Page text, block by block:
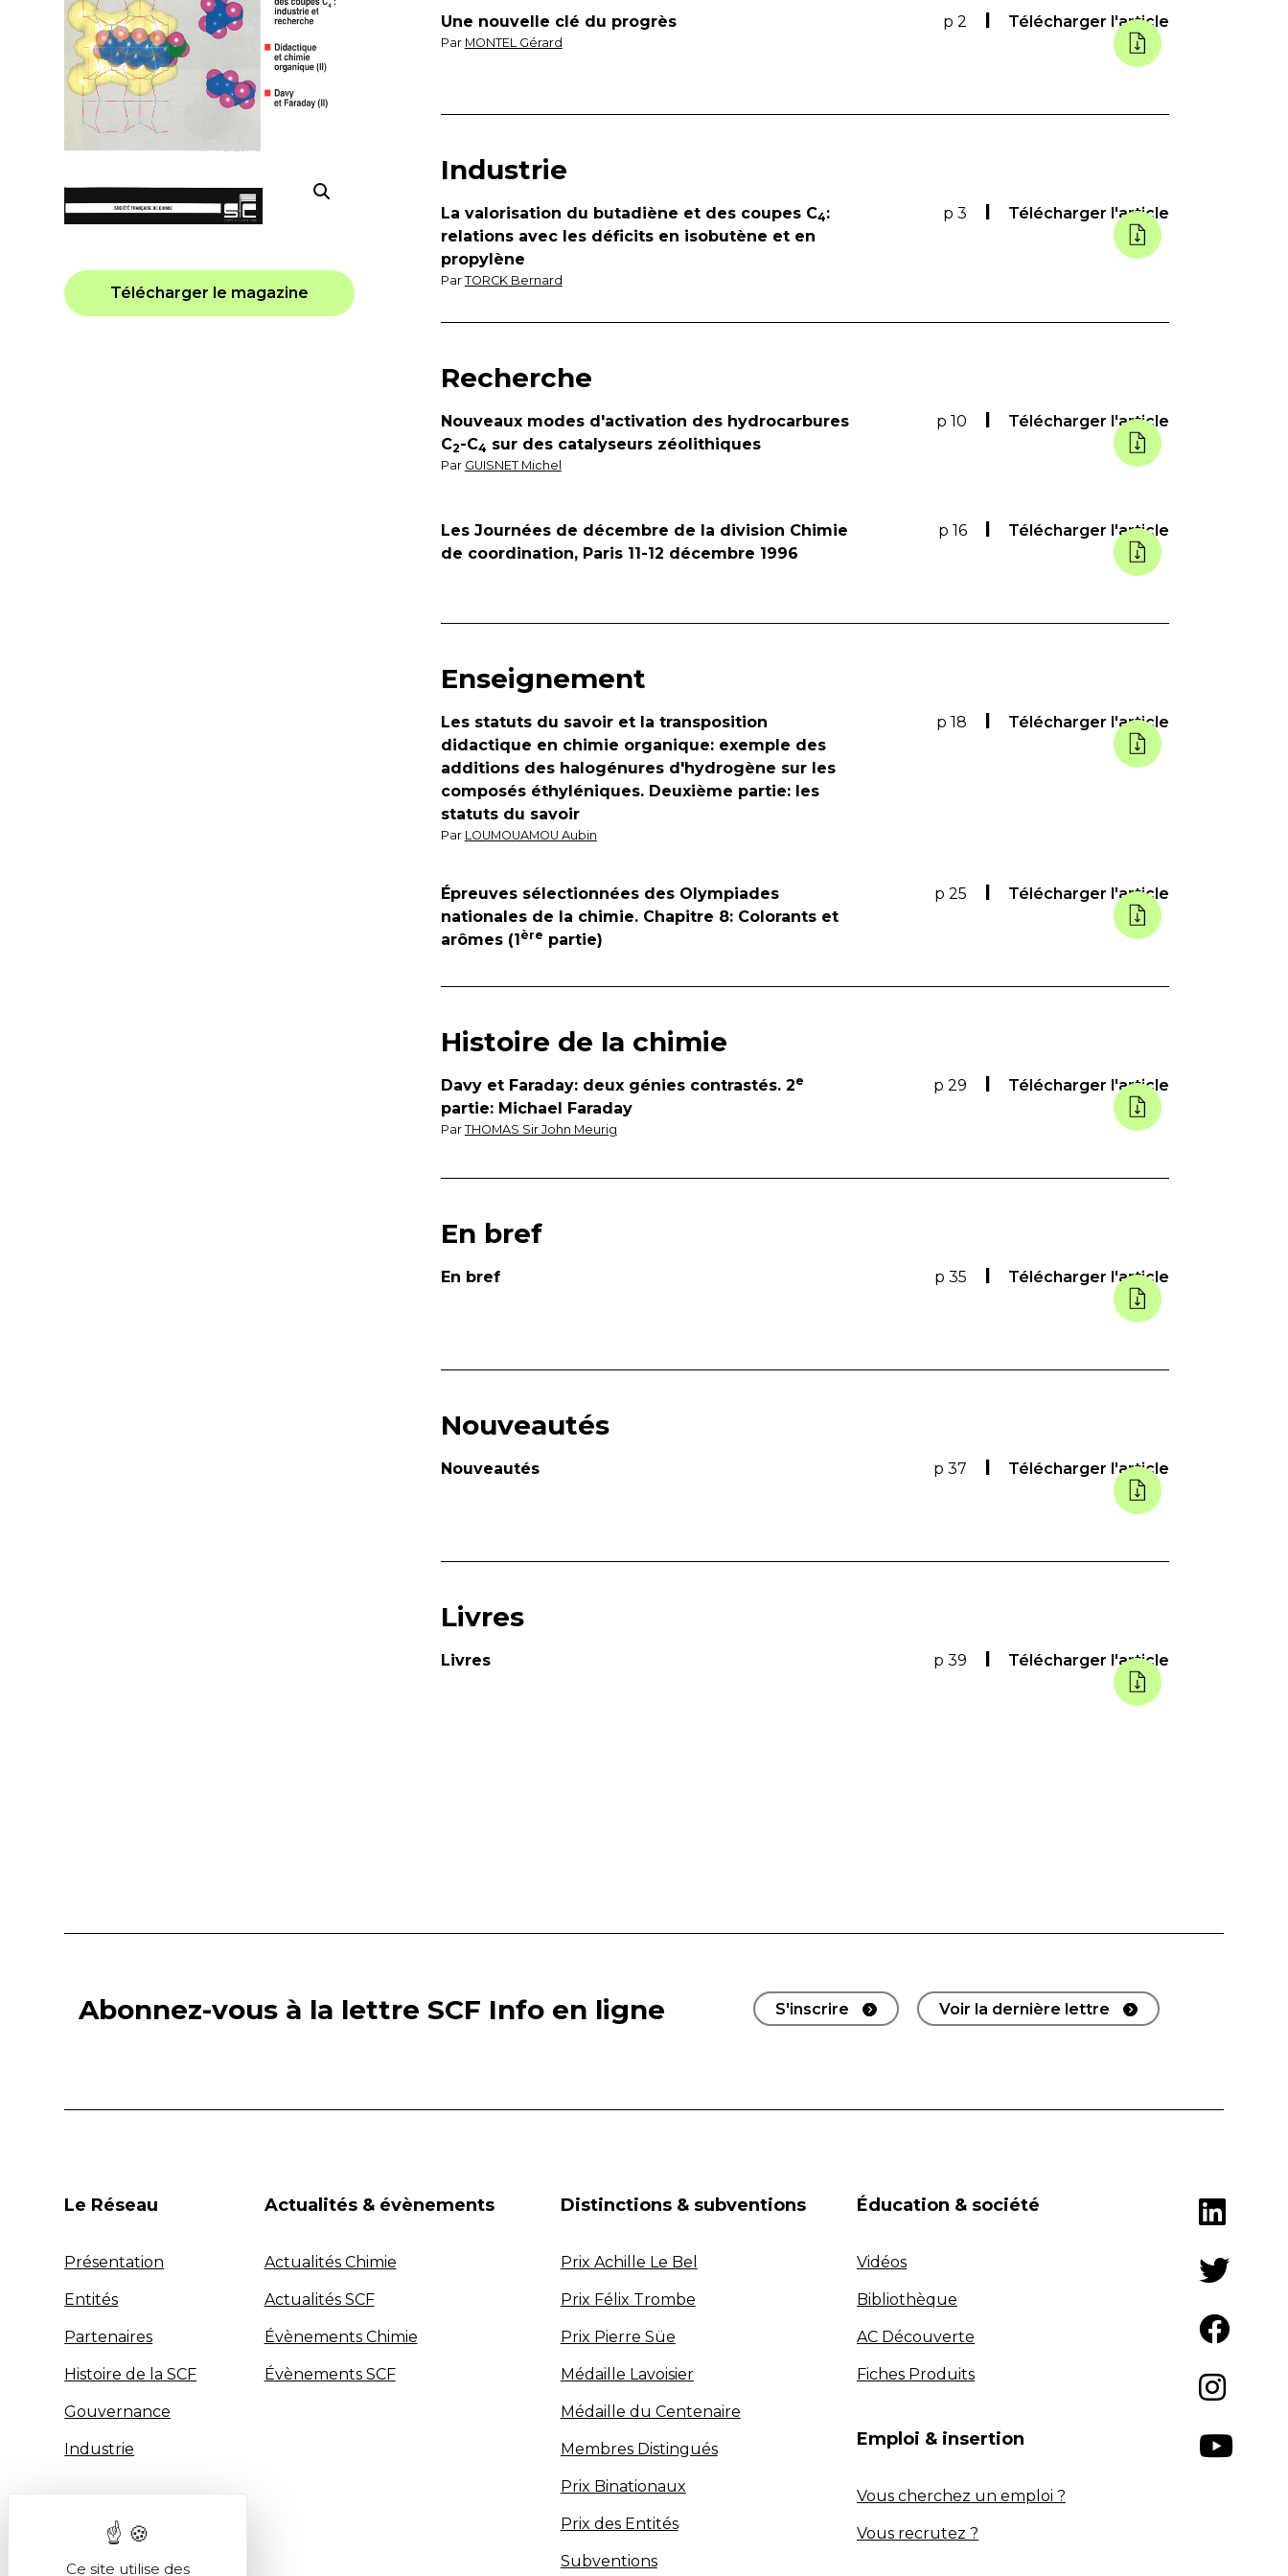
Télécharger le magazine
Une nouvelle clé du progrès
Par MONTEL Gérard
p 2 Télécharger l'article
Industrie
La valorisation du butadiène et des coupes C4:
relations avec les déficits en isobutène et en
propylène
Par TORCK Bernard
p 3 Télécharger l'article
Recherche
Nouveaux modes d'activation des hydrocarbures
C2-C4 sur des catalyseurs zéolithiques
Par GUISNET Michel
p 10 Télécharger l'article
Les Journées de décembre de la division Chimie
de coordination, Paris 11-12 décembre 1996
p 16 Télécharger l'article
Enseignement
Les statuts du savoir et la transposition
didactique en chimie organique: exemple des
additions des halogénures d'hydrogène sur les
composés éthyléniques. Deuxième partie: les
statuts du savoir
Par LOUMOUAMOU Aubin
p 18 Télécharger l'article
Épreuves sélectionnées des Olympiades
nationales de la chimie. Chapitre 8: Colorants et
arômes (1ère partie)
p 25 Télécharger l'article
Histoire de la chimie
Davy et Faraday: deux génies contrastés. 2e
partie: Michael Faraday
Par THOMAS Sir John Meurig
p 29 Télécharger l'article
En bref
En bref p 35 Télécharger l'article
Nouveautés
Nouveautés p 37 Télécharger l'article
Livres
Livres p 39 Télécharger l'article
Abonnez-vous à la lettre SCF Info en ligne S'inscrire Voir la dernière lettre
Le Réseau
Présentation
Entités
Partenaires
Histoire de la SCF
Gouvernance
Industrie
Actualités & évènements
Actualités Chimie
Actualités SCF
Évènements Chimie
Évènements SCF
Distinctions & subventions
Prix Achille Le Bel
Prix Félix Trombe
Prix Pierre Süe
Médaille Lavoisier
Médaille du Centenaire
Membres Distingués
Prix Binationaux
Prix des Entités
Subventions
Éducation & société
Vidéos
Bibliothèque
AC Découverte
Fiches Produits
Emploi & insertion
Vous cherchez un emploi ?
Vous recrutez ?
Ce site utilise des